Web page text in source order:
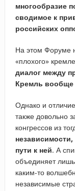
многообразие
сводимое к
российских
На этом Форуме
«плохого»
диалог между
Кремль вообще
Однако и
также довольно
конгрессов из
пути к ней. А
объединяет
каким-то
независимые